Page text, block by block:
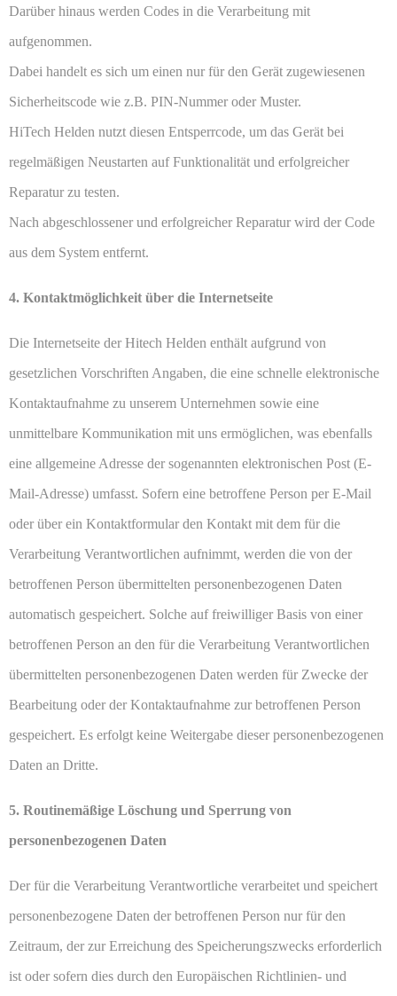
Darüber hinaus werden Codes in die Verarbeitung mit
aufgenommen.
Dabei handelt es sich um einen nur für den Gerät zugewiesenen
Sicherheitscode wie z.B. PIN-Nummer oder Muster.
HiTech Helden nutzt diesen Entsperrcode, um das Gerät bei
regelmäßigen Neustarten auf Funktionalität und erfolgreicher
Reparatur zu testen.
Nach abgeschlossener und erfolgreicher Reparatur wird der Code
aus dem System entfernt.
4. Kontaktmöglichkeit über die Internetseite
Die Internetseite der Hitech Helden enthält aufgrund von
gesetzlichen Vorschriften Angaben, die eine schnelle elektronische
Kontaktaufnahme zu unserem Unternehmen sowie eine
unmittelbare Kommunikation mit uns ermöglichen, was ebenfalls
eine allgemeine Adresse der sogenannten elektronischen Post (E-
Mail-Adresse) umfasst. Sofern eine betroffene Person per E-Mail
oder über ein Kontaktformular den Kontakt mit dem für die
Verarbeitung Verantwortlichen aufnimmt, werden die von der
betroffenen Person übermittelten personenbezogenen Daten
automatisch gespeichert. Solche auf freiwilliger Basis von einer
betroffenen Person an den für die Verarbeitung Verantwortlichen
übermittelten personenbezogenen Daten werden für Zwecke der
Bearbeitung oder der Kontaktaufnahme zur betroffenen Person
gespeichert. Es erfolgt keine Weitergabe dieser personenbezogenen
Daten an Dritte.
5. Routinemäßige Löschung und Sperrung von
personenbezogenen Daten
Der für die Verarbeitung Verantwortliche verarbeitet und speichert
personenbezogene Daten der betroffenen Person nur für den
Zeitraum, der zur Erreichung des Speicherungszwecks erforderlich
ist oder sofern dies durch den Europäischen Richtlinien- und